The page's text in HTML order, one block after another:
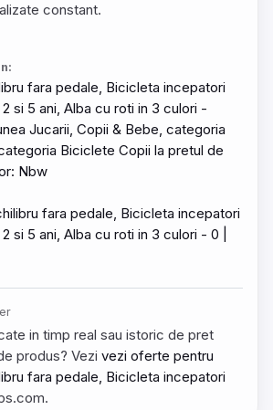
constant.
fara pedale, Bicicleta incepatori
2 si 5 ani, Alba cu roti in 3 culori -
Jucarii, Copii & Bebe, categoria
Biciclete Copii la pretul de
Nbw
in timp real sau istoric de pret
produs? Vezi vezi oferte pentru
fara pedale, Bicicleta incepatori